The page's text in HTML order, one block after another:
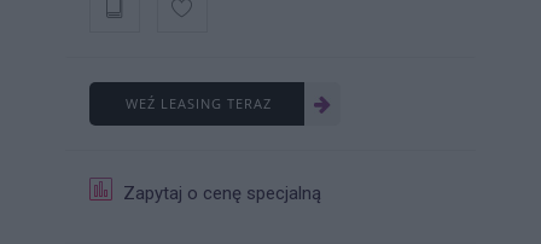
WEŹ LEASING TERAZ
Zapytaj o cenę specjalną